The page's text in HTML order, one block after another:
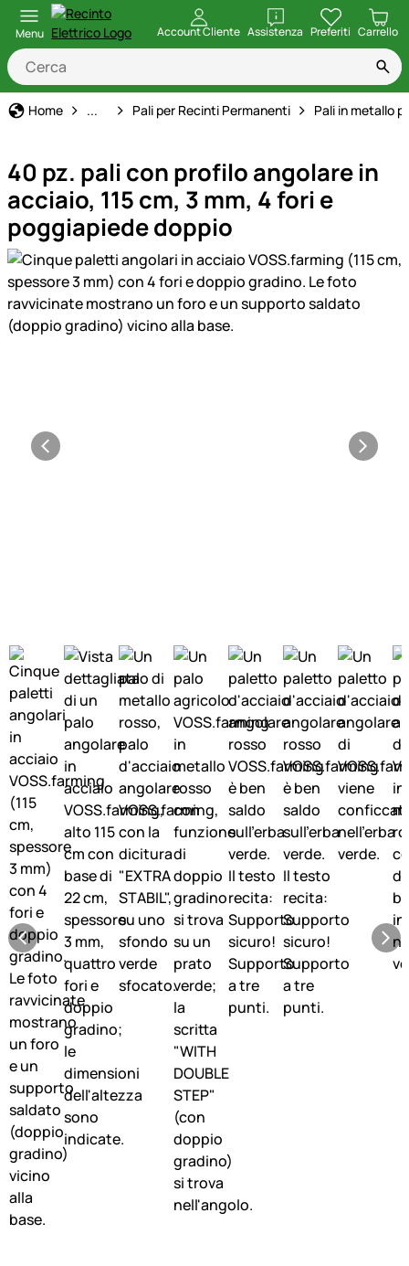
Menu Account Cliente Assistenza
apri Preferiti Carrello
Home Recinto Elettrico
... Pali per Recinti Permanenti Pali in metallo
40 pz. pali con profilo angolare in
acciaio, 115 cm, 3 mm, 4 fori e
poggiapiede doppio
Galleria prodotti